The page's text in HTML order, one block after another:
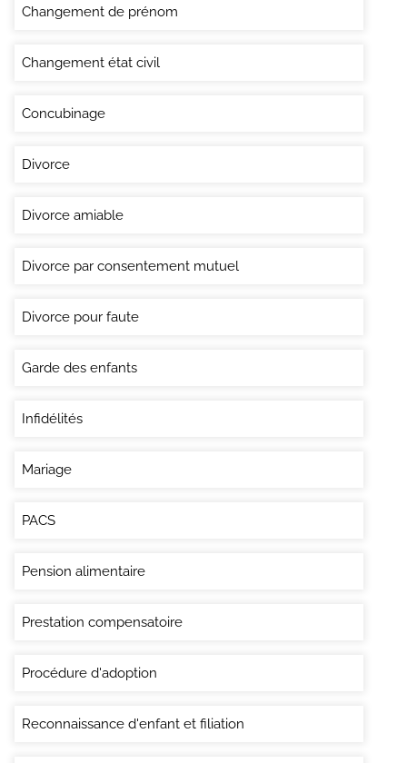
Changement de prénom
Changement état civil
Concubinage
Divorce
Divorce amiable
Divorce par consentement mutuel
Divorce pour faute
Garde des enfants
Infidélités
Mariage
PACS
Pension alimentaire
Prestation compensatoire
Procédure d'adoption
Reconnaissance d'enfant et filiation